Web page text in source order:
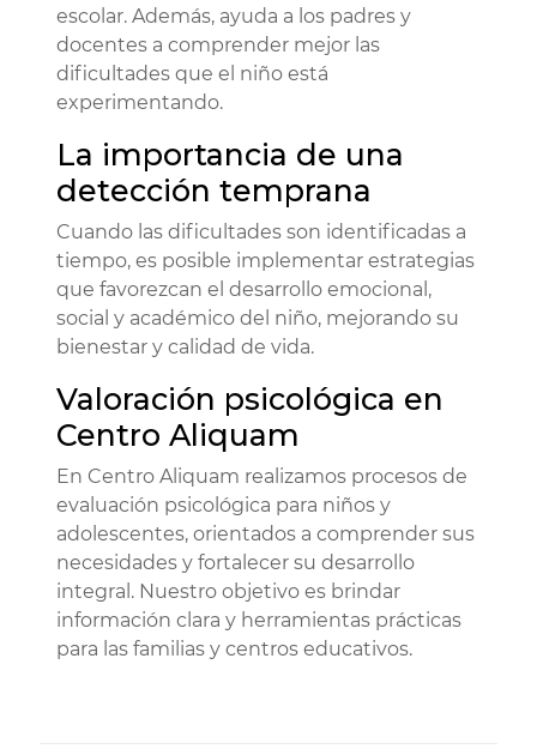
escolar. Además, ayuda a los padres y
docentes a comprender mejor las
dificultades que el niño está
experimentando.
La importancia de una
detección temprana
Cuando las dificultades son identificadas a
tiempo, es posible implementar estrategias
que favorezcan el desarrollo emocional,
social y académico del niño, mejorando su
bienestar y calidad de vida.
Valoración psicológica en
Centro Aliquam
En Centro Aliquam realizamos procesos de
evaluación psicológica para niños y
adolescentes, orientados a comprender sus
necesidades y fortalecer su desarrollo
integral. Nuestro objetivo es brindar
información clara y herramientas prácticas
para las familias y centros educativos.